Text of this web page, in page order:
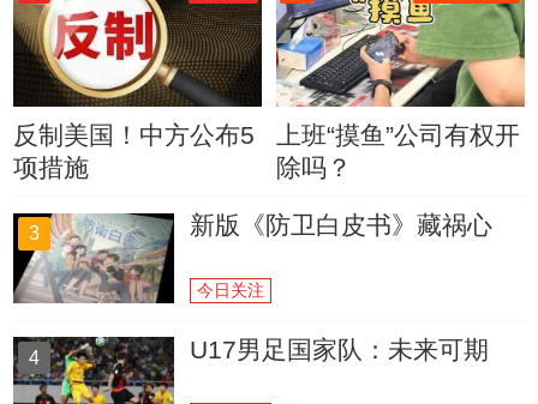
反制美国！中方公布5
项措施
上班“摸鱼”公司有权开
除吗？
3 新版《防卫白皮书》藏祸心
今日关注
4 U17男足国家队：未来可期